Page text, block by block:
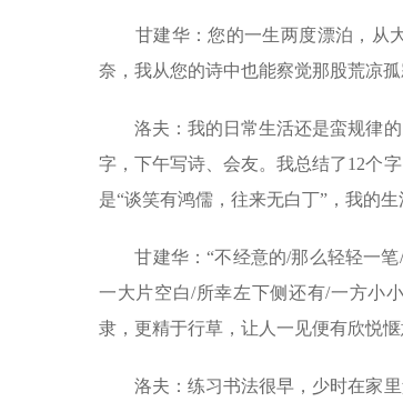
甘建华：您的一生两度漂泊，从大
奈，我从您的诗中也能察觉那股荒凉
洛夫：我的日常生活还是蛮规律的
字，下午写诗、会友。我总结了12个
是“谈笑有鸿儒，往来无白丁”，我的
甘建华：“不经意的/那么轻轻一笔/
一大片空白/所幸左下侧还有/一方小
隶，更精于行草，让人一见便有欣悦
洛夫：练习书法很早，少时在家里